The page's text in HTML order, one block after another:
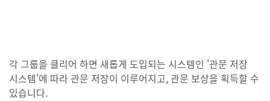
각 그룹을 클리어 하면 새롭게 도입되는 시스템인 '관문 저장
시스템'에 따라 관문 저장이 이루어지고, 관문 보상을 획득할 수
있습니다.